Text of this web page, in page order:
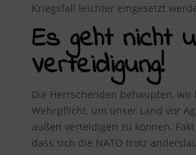
Kriegsfall leichter eingesetzt
Es geht nicht
Verteidigung!
Die Herrschenden behaupten,
Wehrpflicht, um unser Land vor
außen verteidigen zu können.
dass sich die NATO trotz